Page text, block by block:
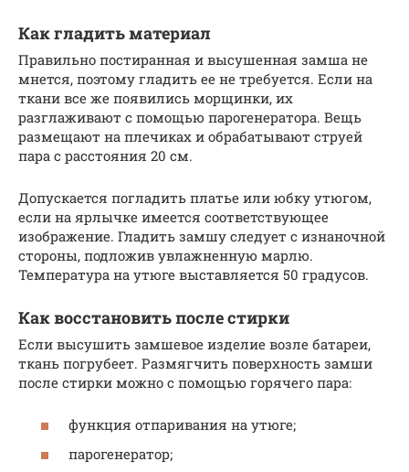
Как гладить материал
Правильно постиранная и высушенная замша не
мнется, поэтому гладить ее не требуется. Если на
ткани все же появились морщинки, их
разглаживают с помощью парогенератора. Вещь
размещают на плечиках и обрабатывают струей
пара с расстояния 20 см.
Допускается погладить платье или юбку утюгом,
если на ярлычке имеется соответствующее
изображение. Гладить замшу следует с изнаночной
стороны, подложив увлажненную марлю.
Температура на утюге выставляется 50 градусов.
Как восстановить после стирки
Если высушить замшевое изделие возле батареи,
ткань погрубеет. Размягчить поверхность замши
после стирки можно с помощью горячего пара:
функция отпаривания на утюге;
парогенератор;